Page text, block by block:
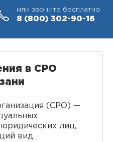
или звоните бесплатно
8 (800) 302-90-16
в СРО
(СРО) —
лиц,
вид